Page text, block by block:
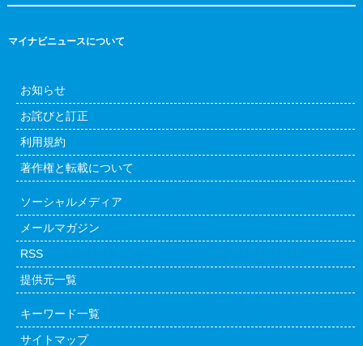
マイナビニュースについて
お知らせ
お詫びと訂正
利用規約
著作権と転載について
ソーシャルメディア
メールマガジン
RSS
提供元一覧
キーワード一覧
サイトマップ